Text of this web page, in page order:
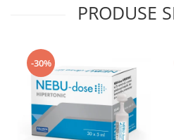
PRODUSE
-30%